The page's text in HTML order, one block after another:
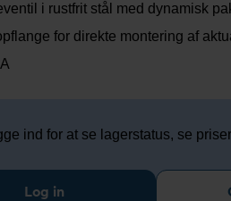
i rustfrit stål med dynamisk
for direkte montering af
ind for at se lagerstatus, se
Log in